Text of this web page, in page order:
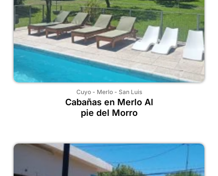
Cuyo- Merlo- San Luis
Cabañas en Merlo Al
pie del Morro